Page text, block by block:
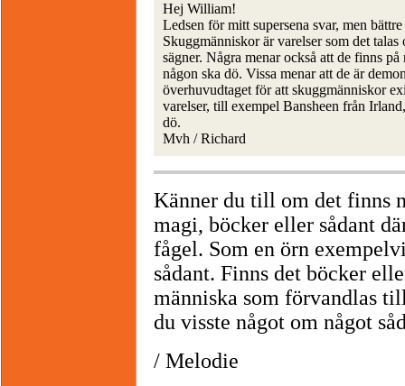
Hej William!
Ledsen för mitt supersena svar, men
Skuggmänniskor är varelser som det
sägner. Några menar också att de finns
någon ska dö. Vissa menar att de är
överhuvudtaget för att skuggmänniskor
varelser, till exempel Bansheen från
dö.
Mvh / Richard
Känner du till om det finns
magi, böcker eller sådant
fågel. Som en örn
sådant. Finns det böcker
människa som förvandlas
du visste något om något
/ Melodie